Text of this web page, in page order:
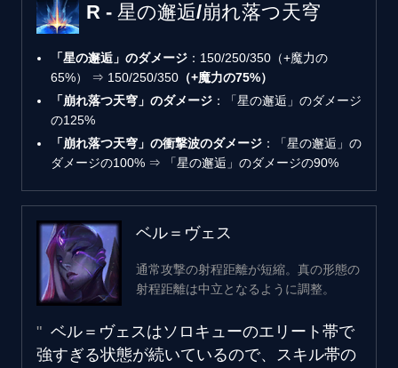
R - 星の邂逅/崩れ落つ天穹
「星の邂逅」のダメージ ：150/250/350（+魔力の
65%） ⇒ 150/250/350 （+魔力の75%）
「崩れ落つ天穹」のダメージ ：「星の邂逅」のダメージ
の125%
「崩れ落つ天穹」の衝撃波のダメージ ：「星の邂逅」の
ダメージの100% ⇒ 「星の邂逅」のダメージの90%
ベル＝ヴェス
通常攻撃の射程距離が短縮。真の形態の
射程距離は中立となるように調整。
ベル＝ヴェスはソロキューのエリート帯で
強すぎる状態が続いているので、スキル帯の